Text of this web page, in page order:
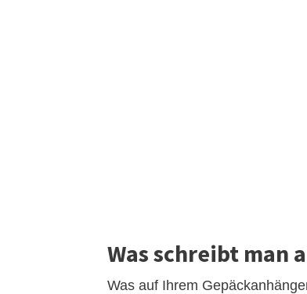
Was schreibt man
Was auf Ihrem